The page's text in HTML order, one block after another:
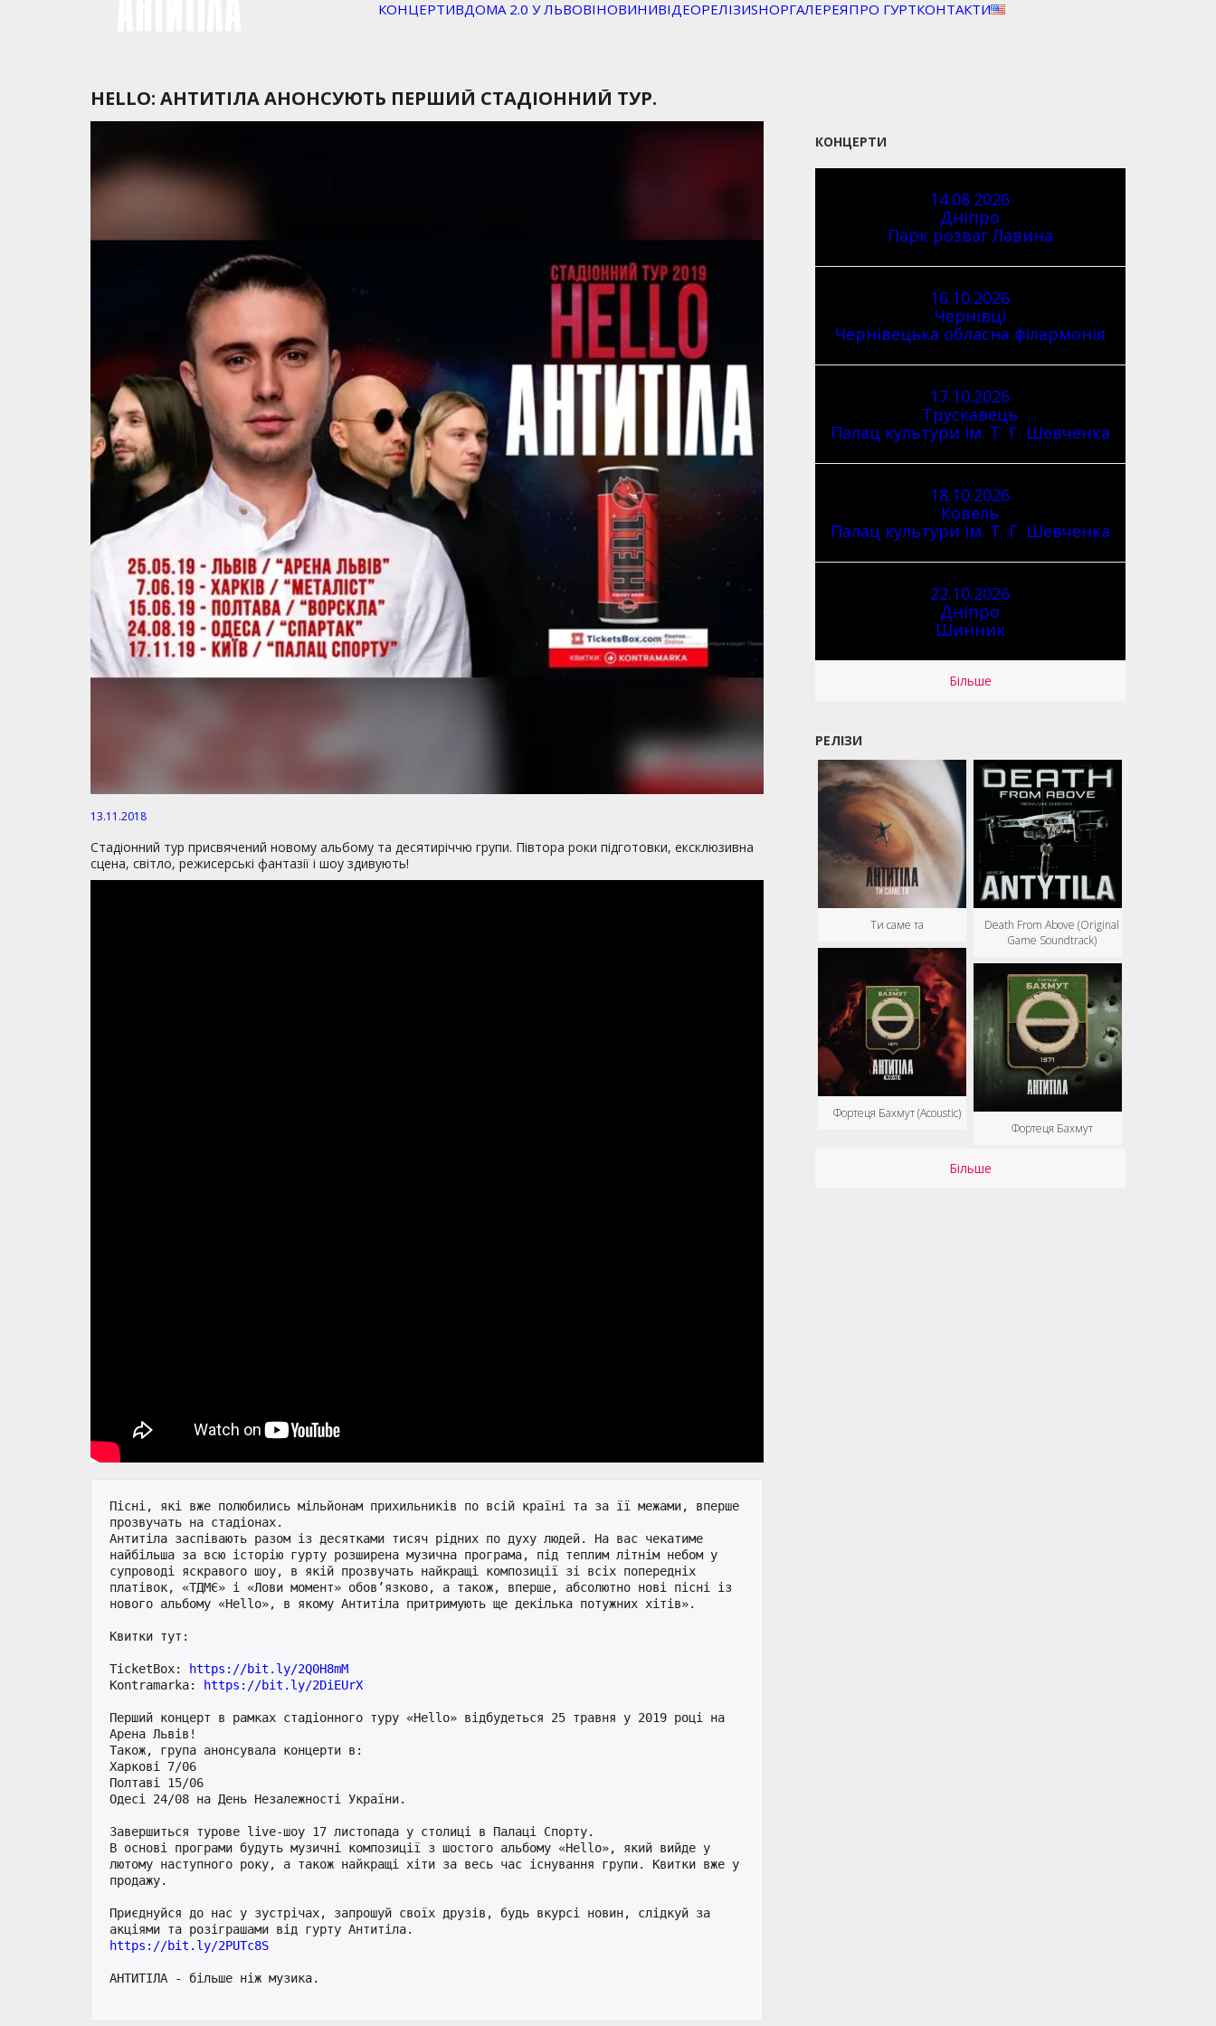
КОНЦЕРТИВДОМА 2.0 У ЛЬВОВІНОВИНИВІДЕОРЕЛІЗИSHOPГАЛЕРЕЯПРО ГУРТКОНТАКТИ
HELLO: АНТИТІЛА АНОНСУЮТЬ ПЕРШИЙ СТАДІОННИЙ ТУР.
13.11.2018
Стадіонний тур присвячений новому альбому та десятиріччю групи. Півтора роки підготовки, ексклюзивна
сцена, світло, режисерські фантазії і шоу здивують!
Пісні, які вже полюбились мільйонам прихильників по всій країні та за її межами, вперше
прозвучать на стадіонах.
Антитіла заспівають разом із десятками тисяч рідних по духу людей. На вас чекатиме
найбільша за всю історію гурту розширена музична програма, під теплим літнім небом у
супроводі яскравого шоу, в якій прозвучать найкращі композиції зі всіх попередніх
платівок, «ТДМЄ» і «Лови момент» обов’язково, а також, вперше, абсолютно нові пісні із
нового альбому «Hello», в якому Антитіла притримують ще декілька потужних хітів».
Квитки тут:
TicketBox:
Kontramarka:
https://bit.ly/2DiEUrX
Перший концерт в рамках стадіонного туру «Hello» відбудеться 25 травня у 2019 році на
Арена Львів!
Також, група анонсувала концерти в:
Харкові 7/06
Полтаві 15/06
Одесі 24/08 на День Незалежності України.
Завершиться турове live-шоу 17 листопада у столиці в Палаці Спорту.
В основі програми будуть музичні композиції з шостого альбому «Hello», який вийде у
лютому наступного року, а також найкращі хіти за весь час існування групи. Квитки вже у
продажу.
Приєднуйся до нас у зустрічах, запрошуй своїх друзів, будь вкурсі новин, слідкуй за
АНТИТІЛА - більше ніж музика.
КОНЦЕРТИ
14.08.2026
Дніпро
Парк розваг Лавина
16.10.2026
Чернівці
Чернівецька обласна філармонія
17.10.2026
Трускавець
Палац культури ім. Т. Г. Шевченка
18.10.2026
Ковель
Палац культури ім. Т. Г. Шевченка
22.10.2026
Дніпро
Шинник
Більше
РЕЛІЗИ
Ти саме та
Death From Above (Original
Game Soundtrack)
Фортеця Бахмут (Acoustic)
Фортеця Бахмут
Більше